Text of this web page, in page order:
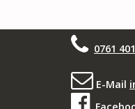
0761
E-Mail